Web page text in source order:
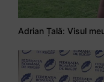
Adrian Țală: Visul